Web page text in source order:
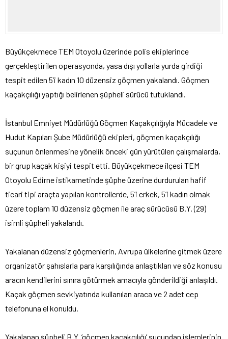
Büyükçekmece TEM Otoyolu üzerinde polis ekiplerince
gerçekleştirilen operasyonda, yasa dışı yollarla yurda girdiği
tespit edilen 5’i kadın 10 düzensiz göçmen yakalandı. Göçmen
kaçakçılığı yaptığı belirlenen şüpheli sürücü tutuklandı.
İstanbul Emniyet Müdürlüğü Göçmen Kaçakçılığıyla Mücadele ve
Hudut Kapıları Şube Müdürlüğü ekipleri, göçmen kaçakçılığı
suçunun önlenmesine yönelik önceki gün yürütülen çalışmalarda,
bir grup kaçak kişiyi tespit etti. Büyükçekmece ilçesi TEM
Otoyolu Edirne istikametinde şüphe üzerine durdurulan hafif
ticari tipi araçta yapılan kontrollerde, 5’i erkek, 5’i kadın olmak
üzere toplam 10 düzensiz göçmen ile araç sürücüsü B.Y. (29)
isimli şüpheli yakalandı.
Yakalanan düzensiz göçmenlerin, Avrupa ülkelerine gitmek üzere
organizatör şahıslarla para karşılığında anlaştıkları ve söz konusu
aracın kendilerini sınıra götürmek amacıyla gönderildiği anlaşıldı.
Kaçak göçmen sevkiyatında kullanılan araca ve 2 adet cep
telefonuna el konuldu.
Yakalanan şüpheli B.Y. ’göçmen kaçakçılığı’ suçundan işlemlerinin